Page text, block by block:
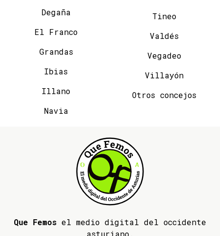
Degaña
El Franco
Grandas
Ibias
Illano
Navia
Tineo
Valdés
Vegadeo
Villayón
Otros concejos
Que Femos el medio digital del occidente